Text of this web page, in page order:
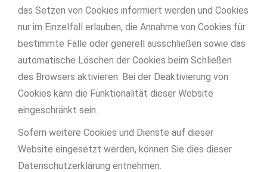
das Setzen von Cookies informiert werden und Cookies
nur im Einzelfall erlauben, die Annahme von Cookies für
bestimmte Fälle oder generell ausschließen sowie das
automatische Löschen der Cookies beim Schließen
des Browsers aktivieren. Bei der Deaktivierung von
Cookies kann die Funktionalität dieser Website
eingeschränkt sein.
Sofern weitere Cookies und Dienste auf dieser
Website eingesetzt werden, können Sie dies dieser
Datenschutzerklärung entnehmen.